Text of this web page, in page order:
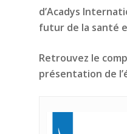
d’Acadys
futur de la santé
Retrouvez le
présentation de